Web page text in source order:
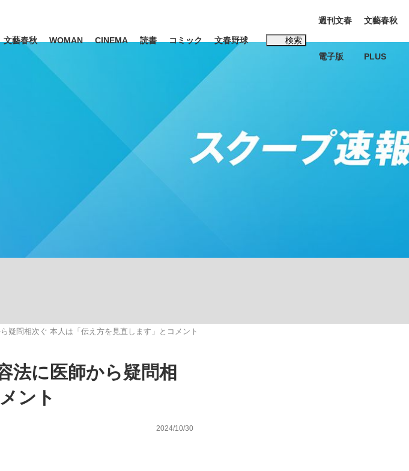
「キオクシアの投資の桁は一つ多くてもいい」時価総額が一時トヨタ超え...
文藝春秋 WOMAN CINEMA 読書 コミック 文春野球 検索
キーワード入力
#内田有紀
週刊文春
電子版
文藝春秋
PLUS
疑問相次ぐ 本人は「伝え方を見直します」とコメント
法に医師から疑問相
ント
2024/10/30